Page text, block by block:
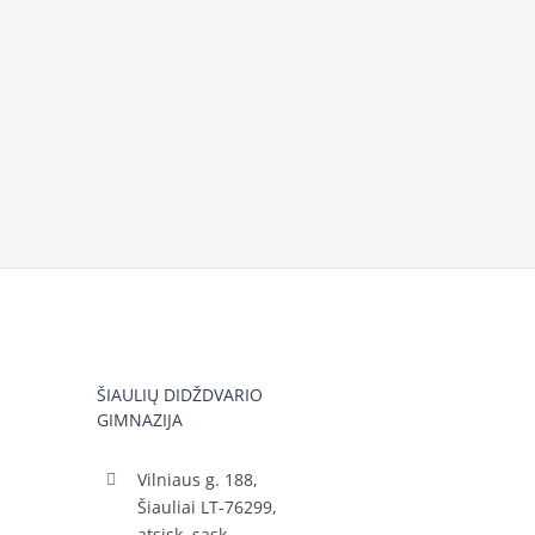
ŠIAULIŲ DIDŽDVARIO
GIMNAZIJA
Vilniaus g. 188,
Šiauliai LT-76299,